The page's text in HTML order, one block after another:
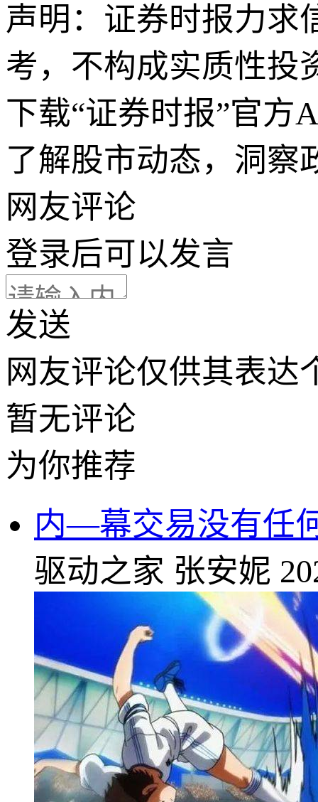
声明：证券时报力求
考，不构成实质性投
下载“证券时报”官方
了解股市动态，洞察
网友评论
登录后可以发言
发送
网友评论仅供其表达
暂无评论
为你推荐
内—幕交易没有任
驱动之家 张安妮